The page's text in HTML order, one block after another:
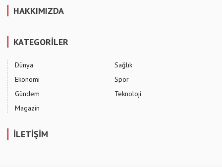
HAKKIMIZDA
KATEGORİLER
Dünya
Ekonomi
Gündem
Magazin
Sağlık
Spor
Teknoloji
İLETİŞİM